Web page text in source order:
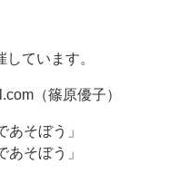
ています。
（篠原優子）
そぼう」
そぼう」